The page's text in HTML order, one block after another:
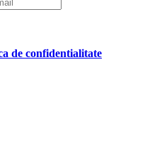
de confidentialitate